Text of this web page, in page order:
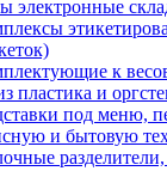
электронные
к
пластика и
под меню,
и бытовую